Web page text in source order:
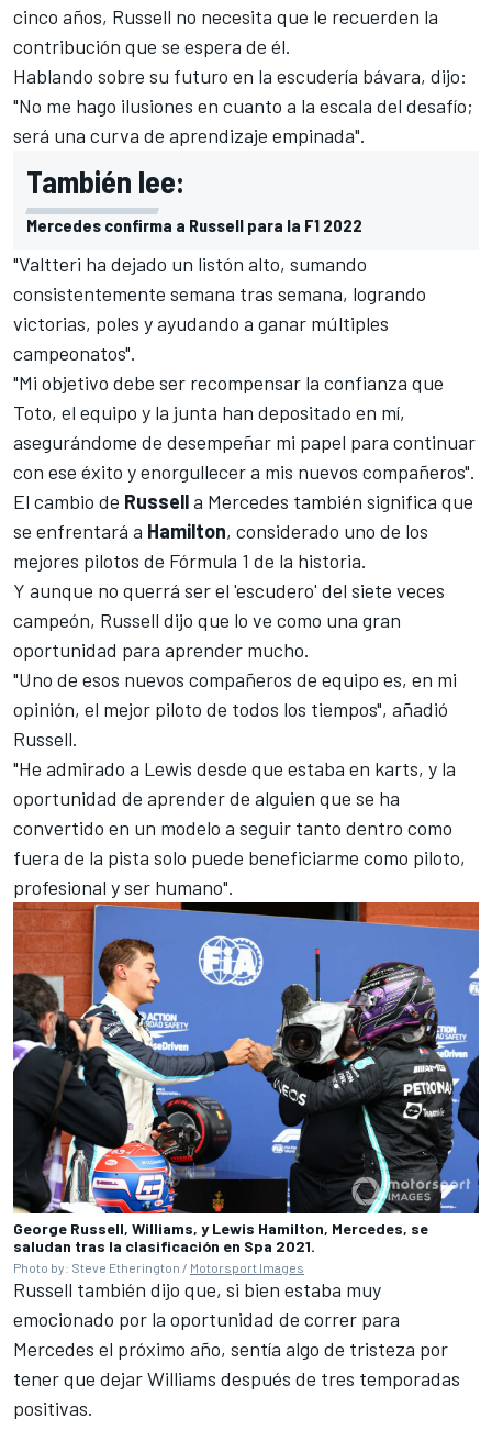
cinco años, Russell no necesita que le recuerden la
contribución que se espera de él.
Hablando sobre su futuro en la escudería bávara, dijo:
"No me hago ilusiones en cuanto a la escala del desafío;
será una curva de aprendizaje empinada".
También lee:
Mercedes confirma a Russell para la F1 2022
"Valtteri ha dejado un listón alto, sumando
consistentemente semana tras semana, logrando
victorias, poles y ayudando a ganar múltiples
campeonatos".
"Mi objetivo debe ser recompensar la confianza que
Toto, el equipo y la junta han depositado en mí,
asegurándome de desempeñar mi papel para continuar
con ese éxito y enorgullecer a mis nuevos compañeros".
El cambio de Russella Mercedes también significa que
se enfrentará a Hamilton, considerado uno de los
mejores pilotos de Fórmula 1 de la historia.
Y aunque no querrá ser el 'escudero' del siete veces
campeón, Russell dijo que lo ve como una gran
oportunidad para aprender mucho.
"Uno de esos nuevos compañeros de equipo es, en mi
opinión, el mejor piloto de todos los tiempos", añadió
Russell.
"He admirado a Lewis desde que estaba en karts, y la
oportunidad de aprender de alguien que se ha
convertido en un modelo a seguir tanto dentro como
fuera de la pista solo puede beneficiarme como piloto,
profesional y ser humano".
George Russell, Williams, y Lewis Hamilton, Mercedes, se
saludan tras la clasificación en Spa 2021.
Photo by: Steve Etherington / Motorsport Images
Russell también dijo que, si bien estaba muy
emocionado por la oportunidad de correr para
Mercedes el próximo año, sentía algo de tristeza por
tener que dejar Williams después de tres temporadas
positivas.